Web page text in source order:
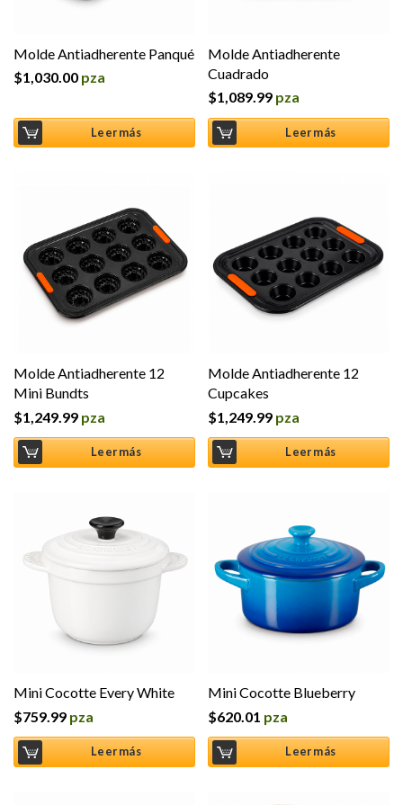
Molde Antiadherente Panqué
$1,030.00 pza
Leer más
Molde Antiadherente
Cuadrado
$1,089.99 pza
Leer más
Molde Antiadherente 12
Mini Bundts
$1,249.99 pza
Leer más
Molde Antiadherente 12
Cupcakes
$1,249.99 pza
Leer más
Mini Cocotte Every White
$759.99 pza
Leer más
Mini Cocotte Blueberry
$620.01 pza
Leer más